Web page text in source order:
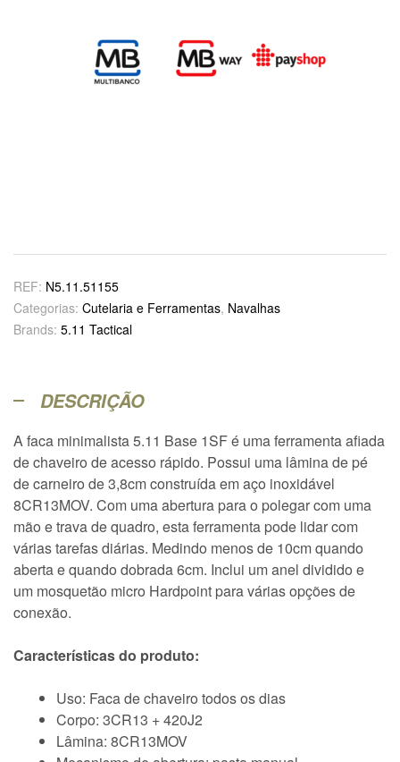
REF: N5.11.51155
Categorias: Cutelaria e Ferramentas, Navalhas
Brands: 5.11 Tactical
DESCRIÇÃO
A faca minimalista 5.11 Base 1SF é uma ferramenta afiada
de chaveiro de acesso rápido. Possui uma lâmina de pé
de carneiro de 3,8cm construída em aço inoxidável
8CR13MOV. Com uma abertura para o polegar com uma
mão e trava de quadro, esta ferramenta pode lidar com
várias tarefas diárias. Medindo menos de 10cm quando
aberta e quando dobrada 6cm. Inclui um anel dividido e
um mosquetão micro Hardpoint para várias opções de
conexão.
Características do produto:
Uso: Faca de chaveiro todos os dias
Corpo: 3CR13 + 420J2
Lâmina: 8CR13MOV